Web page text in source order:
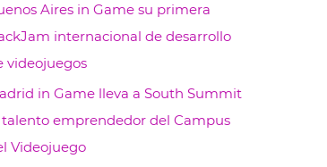
Aires in Game su primera
internacional de desarrollo
videojuegos
in Game lleva a South Summit
emprendedor del Campus
Videojuego